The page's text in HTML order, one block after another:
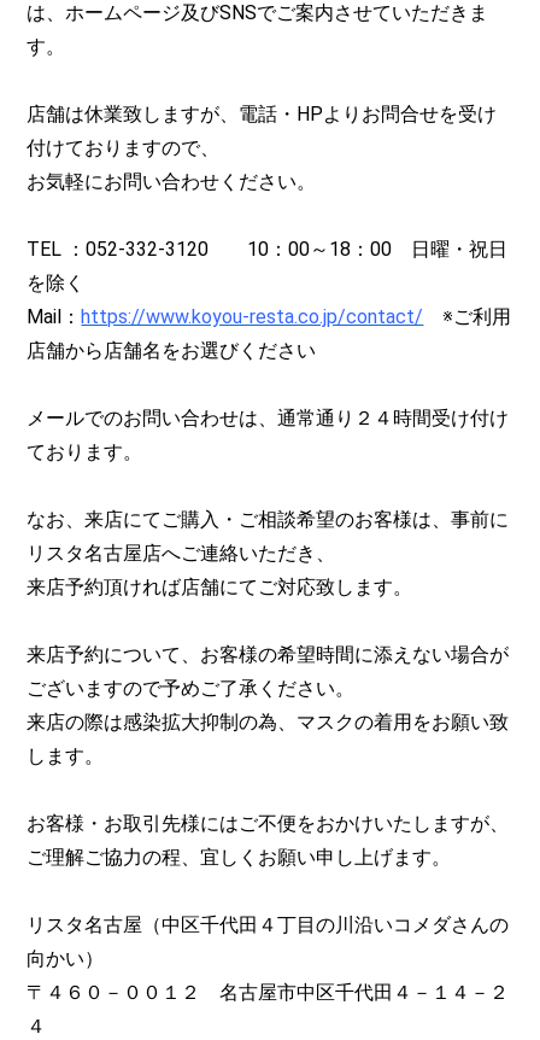
は、ホームページ及びSNSでご案内させていただきま
す。
店舗は休業致しますが、電話・HPよりお問合せを受け
付けておりますので、
お気軽にお問い合わせください。
TEL ：052-332-3120 10：00～18：00 日曜・祝日
を除く
Mail：https://www.koyou-resta.co.jp/contact/ ※ご利用
店舗から店舗名をお選びください
メールでのお問い合わせは、通常通り２４時間受け付け
ております。
なお、来店にてご購入・ご相談希望のお客様は、事前に
リスタ名古屋店へご連絡いただき、
来店予約頂ければ店舗にてご対応致します。
来店予約について、お客様の希望時間に添えない場合が
ございますので予めご了承ください。
来店の際は感染拡大抑制の為、マスクの着用をお願い致
します。
お客様・お取引先様にはご不便をおかけいたしますが、
ご理解ご協力の程、宜しくお願い申し上げます。
リスタ名古屋（中区千代田４丁目の川沿いコメダさんの
向かい）
〒４６０－００１２ 名古屋市中区千代田４－１４－２
４